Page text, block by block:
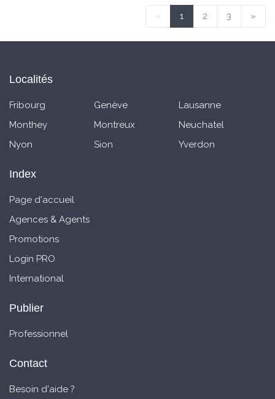
« 1 2 3 »
Localités
Fribourg Genève
Lausanne
Monthey
Montreux
Neuchatel
Nyon
Sion Yverdon
Index
Page d'accueil
Agences & Agents
Promotions
Login PRO
International
Publier
Professionnel
Contact
Besoin d'aide ?